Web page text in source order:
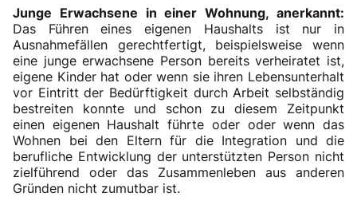
Junge Erwachsene in einer Wohnung, anerkannt:
Das Führen eines eigenen Haushalts ist nur in
Ausnahmefällen gerechtfertigt, beispielsweise wenn
eine junge erwachsene Person bereits verheiratet ist,
eigene Kinder hat oder wenn sie ihren Lebensunterhalt
vor Eintritt der Bedürftigkeit durch Arbeit selbständig
bestreiten konnte und schon zu diesem Zeitpunkt
einen eigenen Haushalt führte oder oder wenn das
Wohnen bei den Eltern für die Integration und die
berufliche Entwicklung der unterstützten Person nicht
zielführend oder das Zusammenleben aus anderen
Gründen nicht zumutbar ist.